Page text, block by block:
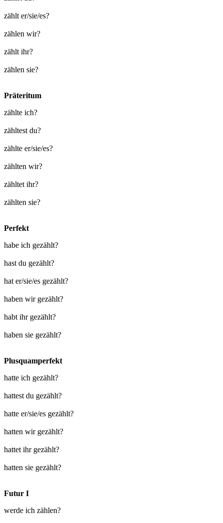
zählt er/sie/es?
zählen wir?
zählt ihr?
zählen sie?
Präteritum
zählte ich?
zähltest du?
zählte er/sie/es?
zählten wir?
zähltet ihr?
zählten sie?
Perfekt
habe ich gezählt?
hast du gezählt?
hat er/sie/es gezählt?
haben wir gezählt?
habt ihr gezählt?
haben sie gezählt?
Plusquamperfekt
hatte ich gezählt?
hattest du gezählt?
hatte er/sie/es gezählt?
hatten wir gezählt?
hattet ihr gezählt?
hatten sie gezählt?
Futur I
werde ich zählen?